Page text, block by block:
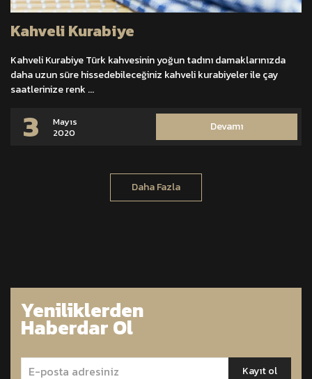
Kahveli Kurabiye
Kahveli Kurabiye Türk kahvesinin yoğun tadını damaklarınızda
daha uzun süre hissedebileceğiniz kahveli kurabiyeler ile çay
saatlerinize renk ...
3
Mayıs
2020
Devamı
Daha Fazla
Yeniliklerden
Haberdar Ol